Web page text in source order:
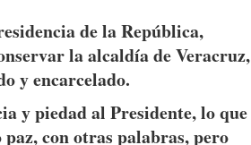
de la República,
la alcaldía de Veracruz,
y encarcelado.
y piedad al Presidente, lo que
con otras palabras, pero